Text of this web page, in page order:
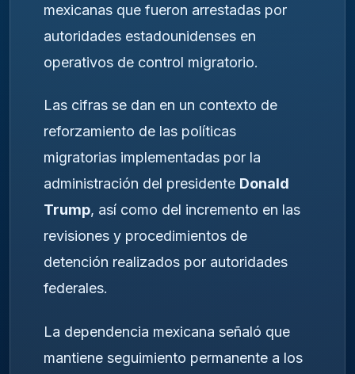
mexicanas que fueron arrestadas por
autoridades estadounidenses en
operativos de control migratorio.
Las cifras se dan en un contexto de
reforzamiento de las políticas
migratorias implementadas por la
administración del presidente Donald
Trump, así como del incremento en las
revisiones y procedimientos de
detención realizados por autoridades
federales.
La dependencia mexicana señaló que
mantiene seguimiento permanente a los